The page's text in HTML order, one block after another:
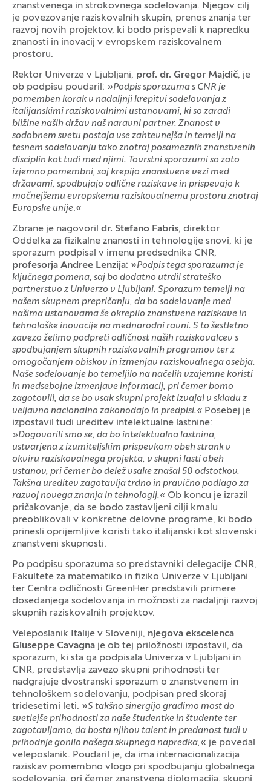
znanstvenega in strokovnega sodelovanja. Njegov cilj
je povezovanje raziskovalnih skupin, prenos znanja ter
razvoj novih projektov, ki bodo prispevali k napredku
znanosti in inovacij v evropskem raziskovalnem
prostoru.
Rektor Univerze v Ljubljani, prof. dr. Gregor Majdič, je
ob podpisu poudaril: »Podpis sporazuma s CNR je
pomemben korak v nadaljnji krepitvi sodelovanja z
italijanskimi raziskovalnimi ustanovami, ki so zaradi
bližine naših držav naš naravni partner. Znanost v
sodobnem svetu postaja vse zahtevnejša in temelji na
tesnem sodelovanju tako znotraj posameznih znanstvenih
disciplin kot tudi med njimi. Tovrstni sporazumi so zato
izjemno pomembni, saj krepijo znanstvene vezi med
državami, spodbujajo odlične raziskave in prispevajo k
močnejšemu evropskemu raziskovalnemu prostoru znotraj
Evropske unije.«
Zbrane je nagovoril dr. Stefano Fabris, direktor
Oddelka za fizikalne znanosti in tehnologije snovi, ki je
sporazum podpisal v imenu predsednika CNR,
profesorja Andree Lenzija: »Podpis tega sporazuma je
ključnega pomena, saj bo dodatno utrdil strateško
partnerstvo z Univerzo v Ljubljani. Sporazum temelji na
našem skupnem prepričanju, da bo sodelovanje med
našima ustanovama še okrepilo znanstvene raziskave in
tehnološke inovacije na mednarodni ravni. S to šestletno
zavezo želimo podpreti odličnost naših raziskovalcev s
spodbujanjem skupnih raziskovalnih programov ter z
omogočanjem obiskov in izmenjav raziskovalnega osebja.
Naše sodelovanje bo temeljilo na načelih vzajemne koristi
in medsebojne izmenjave informacij, pri čemer bomo
zagotovili, da se bo vsak skupni projekt izvajal v skladu z
veljavno nacionalno zakonodajo in predpisi.« Posebej je
izpostavil tudi ureditev intelektualne lastnine:
»Dogovorili smo se, da bo intelektualna lastnina,
ustvarjena z izumiteljskim prispevkom obeh strank v
okviru raziskovalnega projekta, v skupni lasti obeh
ustanov, pri čemer bo delež vsake znašal 50 odstotkov.
Takšna ureditev zagotavlja trdno in pravično podlago za
razvoj novega znanja in tehnologij.« Ob koncu je izrazil
pričakovanje, da se bodo zastavljeni cilji kmalu
preoblikovali v konkretne delovne programe, ki bodo
prinesli oprijemljive koristi tako italijanski kot slovenski
znanstveni skupnosti.
Po podpisu sporazuma so predstavniki delegacije CNR,
Fakultete za matematiko in fiziko Univerze v Ljubljani
ter Centra odličnosti GreenHer predstavili primere
dosedanjega sodelovanja in možnosti za nadaljnji razvoj
skupnih raziskovalnih projektov.
Veleposlanik Italije v Sloveniji, njegova ekscelenca
Giuseppe Cavagna je ob tej priložnosti izpostavil, da
sporazum, ki sta ga podpisala Univerza v Ljubljani in
CNR, predstavlja zavezo skupni prihodnosti ter
nadgrajuje dvostranski sporazum o znanstvenem in
tehnološkem sodelovanju, podpisan pred skoraj
tridesetimi leti. »S takšno sinergijo gradimo most do
svetlejše prihodnosti za naše študentke in študente ter
zagotavljamo, da bosta njihov talent in predanost tudi v
prihodnje gonilo našega skupnega napredka,« je povedal
veleposlanik. Poudaril je, da ima internacionalizacija
raziskav pomembno vlogo pri spodbujanju globalnega
sodelovanja, pri čemer znanstvena diplomacija, skupni